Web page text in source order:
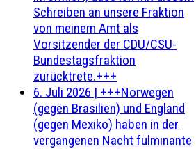
Schreiben an unsere Fraktion
von meinem Amt als
Vorsitzender der CDU/CSU-
Bundestagsfraktion
zurücktrete.+++
6. Juli 2026 | +++Norwegen
(gegen Brasilien) und England
(gegen Mexiko) haben in der
vergangenen Nacht fulminante